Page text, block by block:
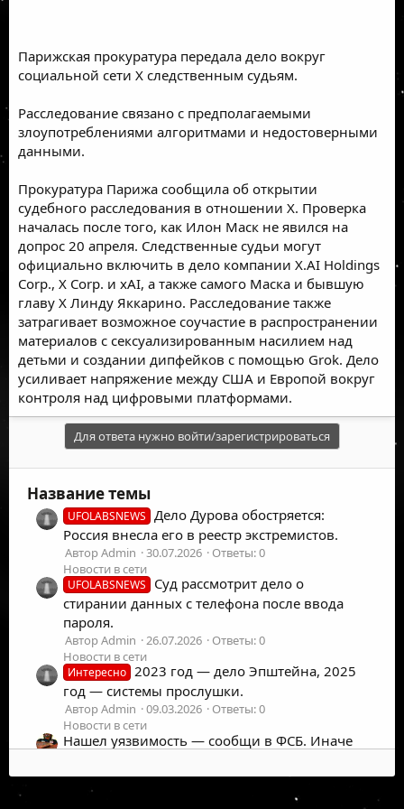
Парижская прокуратура передала дело вокруг
социальной сети X следственным судьям.
Расследование связано с предполагаемыми
злоупотреблениями алгоритмами и недостоверными
данными.
Прокуратура Парижа сообщила об открытии
судебного расследования в отношении X. Проверка
началась после того, как Илон Маск не явился на
допрос 20 апреля. Следственные судьи могут
официально включить в дело компании X.AI Holdings
Corp., X Corp. и xAI, а также самого Маска и бывшую
главу X Линду Яккарино. Расследование также
затрагивает возможное соучастие в распространении
материалов с сексуализированным насилием над
детьми и создании дипфейков с помощью Grok. Дело
усиливает напряжение между США и Европой вокруг
контроля над цифровыми платформами.
Для ответа нужно войти/зарегистрироваться
Название темы
UFOLABSNEWS
Дело Дурова обостряется:
Россия внесла его в реестр экстремистов.
Автор Admin 30.07.2026
Ответы: 0
Новости в сети
UFOLABSNEWS
Суд рассмотрит дело о
стирании данных с телефона после ввода
пароля.
Автор Admin 26.07.2026
Ответы: 0
Новости в сети
Интересно 2023 год — дело Эпштейна, 2025
год — системы прослушки.
Автор Admin 09.03.2026
Ответы: 0
Новости в сети
Нашел уязвимость — сообщи в ФСБ. Иначе
Автор Support81 24.10.2025
Ответы: 0
Новости в сети
UFOLabs. Все права защищены.